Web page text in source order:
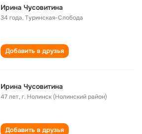
Ирина Чусовитина
34 года,Туринская-Слобода
Добавить в друзья
Ирина Чусовитина
47 лет,г. Нолинск (Нолинский район)
Добавить в друзья